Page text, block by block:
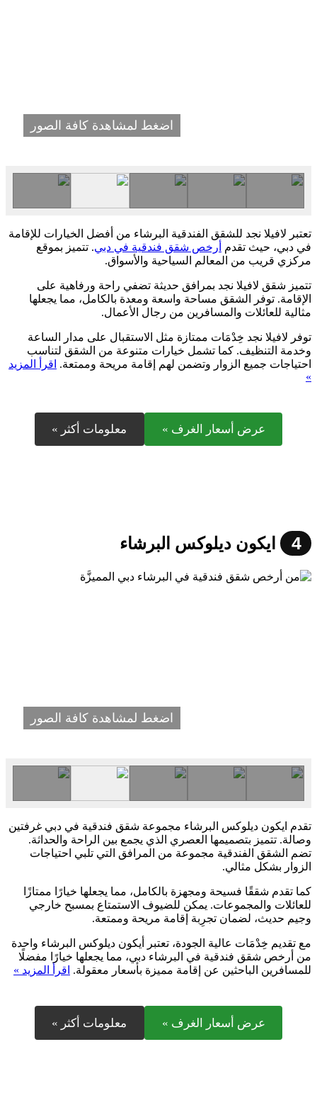
اضغط لمشاهدة كافة الصور
تعتبر لافيلا نجد للشقق الفندقية البرشاء من أفضل الخيارات للإقامة
في دبي، حيث تقدم أرخص شقق فندقية في دبي. تتميز بموقع
مركزي قريب من المعالم السياحية والأسواق.
تتميز شقق لافيلا نجد بمرافق حديثة تضفي راحة ورفاهية على
الإقامة. توفر الشقق مساحة واسعة ومعدة بالكامل، مما يجعلها
مثالية للعائلات والمسافرين من رجال الأعمال.
توفر لافيلا نجد خِدْمَات ممتازة مثل الاستقبال على مدار الساعة
وخدمة التنظيف. كما تشمل خيارات متنوعة من الشقق لتناسب
احتياجات جميع الزوار وتضمن لهم إقامة مريحة وممتعة. اقرأ المزيد
»
عرض أسعار الغرف » معلومات أكثر »
4 ايكون ديلوكس البرشاء
اضغط لمشاهدة كافة الصور
تقدم ايكون ديلوكس البرشاء مجموعة شقق فندقية في دبي غرفتين
وصالة. تتميز بتصميمها العصري الذي يجمع بين الراحة والحداثة.
تضم الشقق الفندقية مجموعة من المرافق التي تلبي احتياجات
الزوار بشكل مثالي.
كما تقدم شققًا فسيحة ومجهزة بالكامل، مما يجعلها خيارًا ممتازًا
للعائلات والمجموعات. يمكن للضيوف الاستمتاع بمسبح خارجي
وجيم حديث، لضمان تجرِبة إقامة مريحة وممتعة.
مع تقديم خِدْمَات عالية الجودة، تعتبر أيكون ديلوكس البرشاء واحدة
من أرخص شقق فندقية في البرشاء دبي، مما يجعلها خيارًا مفضلًا
للمسافرين الباحثين عن إقامة مميزة بأسعار معقولة. اقرأ المزيد »
عرض أسعار الغرف » معلومات أكثر »